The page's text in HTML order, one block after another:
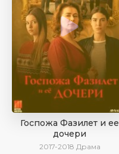
Госпожа Фазилет и ее
дочери
2017-2018 Драма